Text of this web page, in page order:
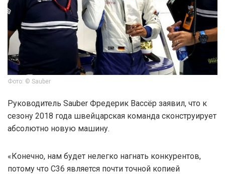
Фото: © Sauber
Руководитель Sauber Фредерик Вассёр заявил, что к
сезону 2018 года швейцарская команда сконструирует
абсолютно новую машину.
«Конечно, нам будет нелегко нагнать конкурентов,
потому что C36 является почти точной копией